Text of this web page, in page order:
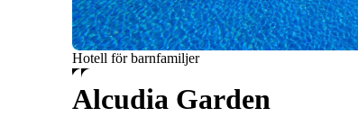
Hotell för barnfamiljer
Alcudia Garden